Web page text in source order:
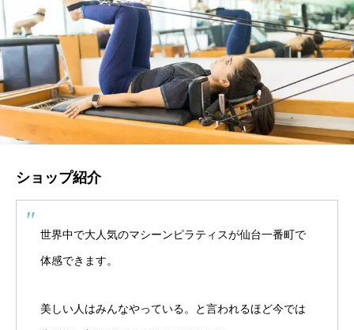
ショップ紹介
世界中で大人気のマシーンピラティスが仙台一番町で
体感できます。
美しい人はみんなやっている。と言われるほど今では